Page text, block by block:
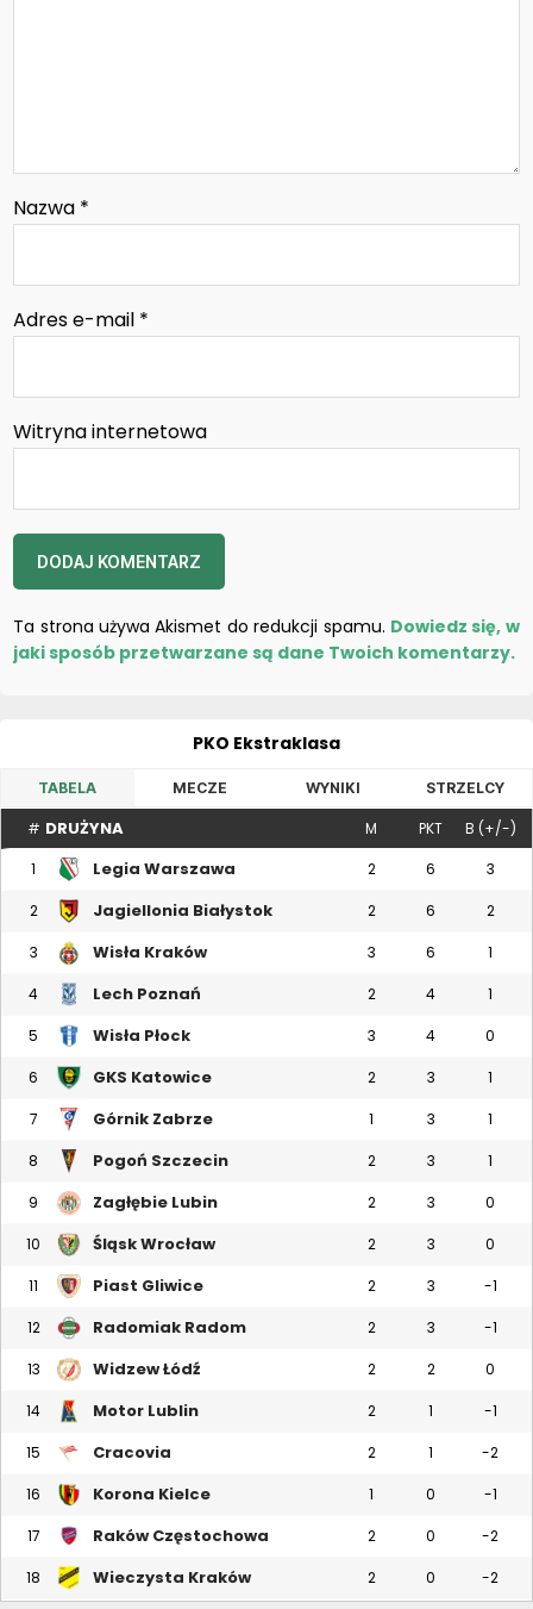
Nazwa *
Adres e-mail *
Witryna internetowa
Ta strona używa Akismet do redukcji spamu. Dowiedz się, w
jaki sposób przetwarzane są dane Twoich komentarzy.
PKO Ekstraklasa
TABELA MECZE WYNIKI STRZELCY
# DRUŻYNA M PKT B (+/-)
1 Legia Warszawa 2 6 3
2 Jagiellonia Białystok 2 6 2
3 Wisła Kraków 3 6 1
4 Lech Poznań 2 4 1
5 Wisła Płock 3 4 0
6 GKS Katowice 2 3 1
7 Górnik Zabrze 1 3 1
8 Pogoń Szczecin 2 3 1
9 Zagłębie Lubin 2 3 0
10 Śląsk Wrocław 2 3 0
11 Piast Gliwice 2 3 -1
12 Radomiak Radom 2 3 -1
13 Widzew Łódź 2 2 0
14 Motor Lublin 2 1 -1
15 Cracovia 2 1 -2
16 Korona Kielce 1 0 -1
17 Raków Częstochowa 2 0 -2
18 Wieczysta Kraków 2 0 -2